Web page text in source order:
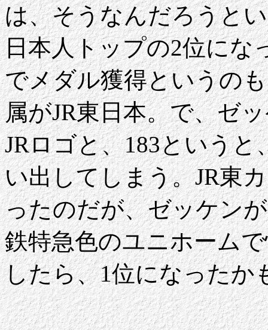
は、そうなんだろうと
日本人トップの2位にな
でメダル獲得というの
属がJR東日本。で、ゼ
JRロゴと、183という
い出してしまう。JR東
ったのだが、ゼッケン
鉄特急色のユニホーム
したら、1位になったか